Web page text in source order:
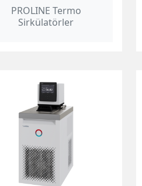
PROLINE Termo
Sirkülatörler